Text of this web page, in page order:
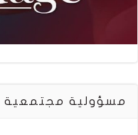
مسؤولية مجتمعية